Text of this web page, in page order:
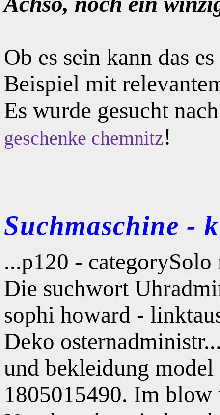
Ob es sein kann das
Beispiel mit
Es wurde gesucht
geschenke chemnitz!
Suchmaschine -
...p120 -
Die suchwort
sophi howard -
Deko
und bekleidung
1805015490. Im